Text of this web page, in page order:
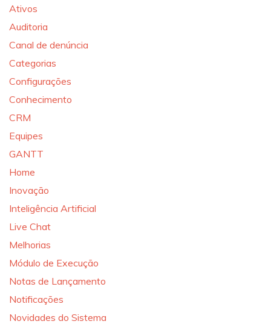
Ativos
Auditoria
Canal de denúncia
Categorias
Configurações
Conhecimento
CRM
Equipes
GANTT
Home
Inovação
Inteligência Artificial
Live Chat
Melhorias
Módulo de Execução
Notas de Lançamento
Notificações
Novidades do Sistema